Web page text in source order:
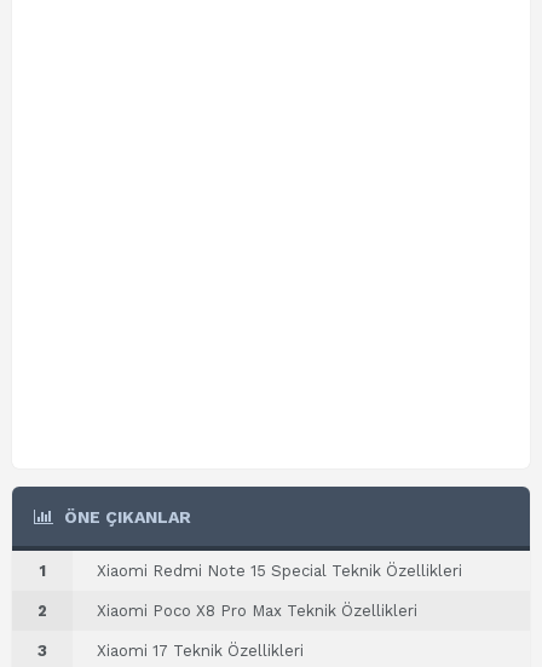
ÖNE ÇIKANLAR
1 Xiaomi Redmi Note 15 Special Teknik Özellikleri
2 Xiaomi Poco X8 Pro Max Teknik Özellikleri
3 Xiaomi 17 Teknik Özellikleri